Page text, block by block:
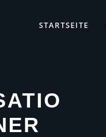
STARTSEITE